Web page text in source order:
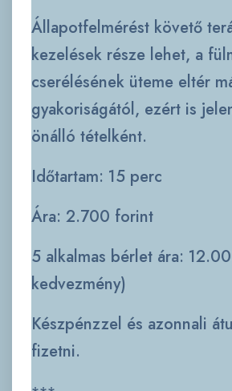
Állapotfelmérést követő
kezelések része lehet, a
cserélésének üteme eltér
gyakoriságától, ezért is
önálló tételként.
Időtartam: 15 perc
Ára: 2.700 forint
5 alkalmas bérlet ára:
kedvezmény)
Készpénzzel és azonnali
fizetni.